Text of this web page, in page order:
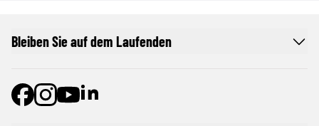
Bleiben Sie auf dem Laufenden